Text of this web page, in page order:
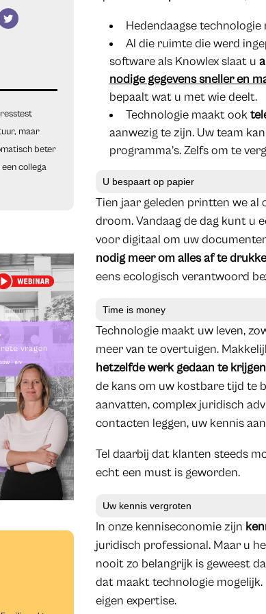
maar
beter
collega
Hedendaagse
Al die ruimte die werd
software als Knowlex slaat u
nodige gegevens sneller en
bepaalt wat u met wie deelt.
Technologie maakt ook
aanwezig te zijn. Uw team
programma’s. Zelfs om te
U bespaart op papier
Tien jaar geleden printten we al
droom. Vandaag de dag kunt u
voor digitaal om uw
nodig meer om alles af te
eens ecologisch verantwoord
Time is money
Technologie maakt uw leven,
meer van te overtuigen.
hetzelfde werk gedaan te krijgen
de kans om uw kostbare tijd te
aanvatten, complex juridisch
contacten leggen, uw kennis
Tel daarbij dat klanten steeds
echt een must is geworden.
Uw kennis vergroten
In onze kenniseconomie zijn
juridisch professional. Maar u
nooit zo belangrijk is geweest
dat maakt technologie
eigen expertise.